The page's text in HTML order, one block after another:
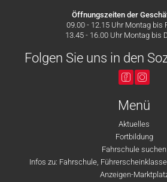
Öffnungszeiten der
09.00 - 12.15 Uhr Montag bis
13.45 - 16.00 Uhr Montag bis
Folgen Sie uns in den
Menü
Aktuelles
Fortbildung
Fahrschule suchen
Infos zu: Fahrschule,
Anzeigen-